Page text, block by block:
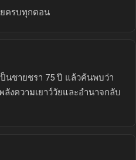
ครบทุกตอน
นชายชรา 75 ปี แล้วค้นพบว่า
งความเยาว์วัยและอำนาจกลับ